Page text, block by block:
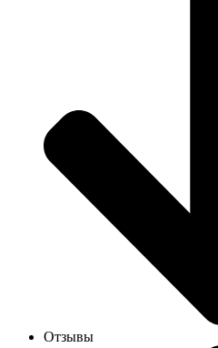
Отзывы